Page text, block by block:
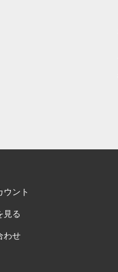
ウント
見る
わせ